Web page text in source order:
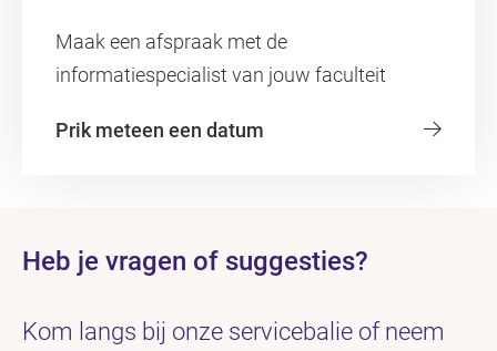
Maak een afspraak met de
informatiespecialist van jouw faculteit
Prik meteen een datum
Heb je vragen of suggesties?
Kom langs bij onze servicebalie of neem